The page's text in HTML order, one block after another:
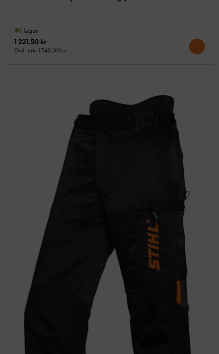
I lager
1 221,50 kr
Ord. pris 1 745,00 kr